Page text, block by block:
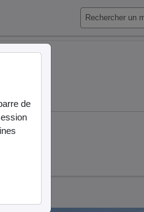
de